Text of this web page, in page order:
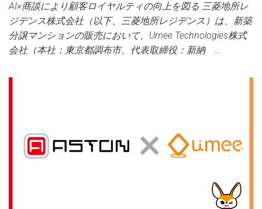
AI×商談により顧客ロイヤルティの向上を図る 三菱地所レ
ジデンス株式会社（以下、三菱地所レジデンス）は、新築
分譲マンションの販売において、Umee Technologies株式
会社（本社：東京都調布市、代表取締役：新納 …